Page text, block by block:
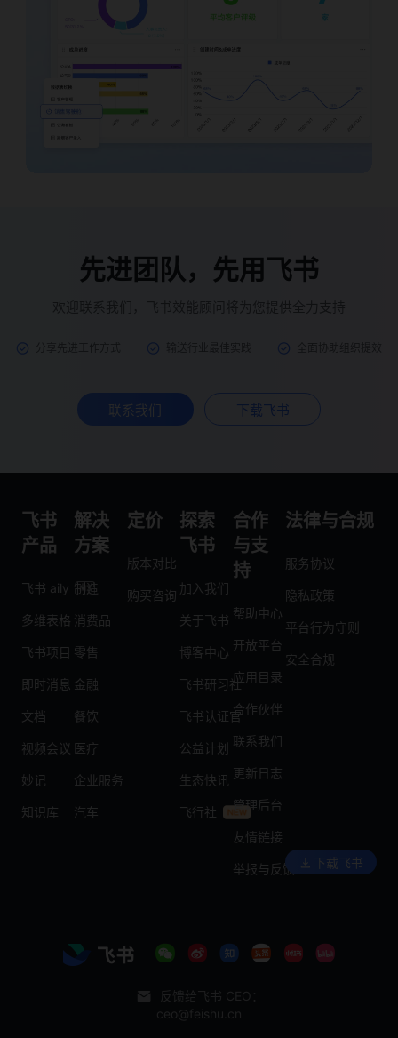
先进团队，先用飞书
联系我们 下载飞书
飞书
产品
飞书 aily
多维表格
飞书项目
即时消息
文档
视频会议
妙记
知识库
解决
方案
制造
消费品
零售
金融
餐饮
医疗
企业服务
汽车
定价
版本对比
购买咨询
探索
飞书
加入我们
关于飞书
博客中心
飞书研习社
飞书认证官
公益计划
生态快讯
飞行社
合作
与支
持
帮助中心
开放平台
应用目录
合作伙伴
联系我们
更新日志
管理后台
友情链接
举报与反馈
法律与合规
服务协议
隐私政策
平台行为守则
安全合规
下载飞书
反馈给飞书 CEO：
ceo@feishu.cn